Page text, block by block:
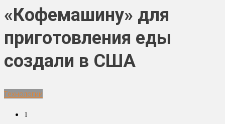
«Кофемашину» для
приготовления еды
создали в США
Технологии
1